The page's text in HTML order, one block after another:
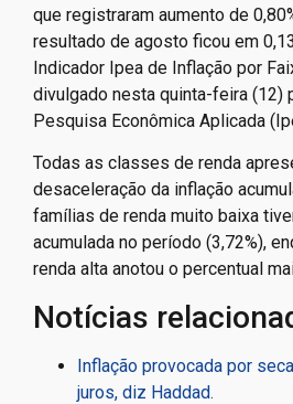
que registraram aumento de
resultado de agosto ficou em
Indicador Ipea de Inflação por
divulgado nesta quinta-feira (12)
Pesquisa Econômica Aplicada
Todas as classes de renda
desaceleração da inflação
famílias de renda muito baixa
acumulada no período (3,72%),
renda alta anotou o percentual
Notícias
Inflação provocada por
juros, diz Haddad.